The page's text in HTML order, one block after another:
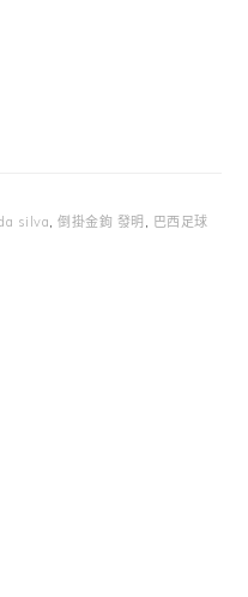
silva ,倒掛金鉤 發明 巴西足球